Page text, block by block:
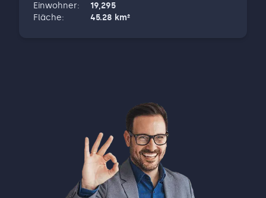
Einwohner:
19,295
Fläche: 45.28 km²